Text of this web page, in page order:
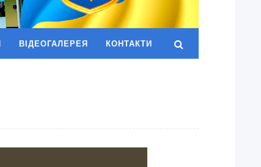
ВІДЕОГАЛЕРЕЯ КОНТАКТИ